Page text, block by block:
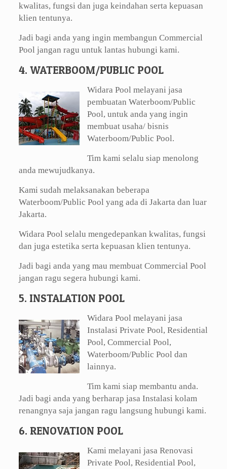
kwalitas, fungsi dan juga keindahan serta kepuasan
klien tentunya.
Jadi bagi anda yang ingin membangun Commercial
Pool jangan ragu untuk lantas hubungi kami.
4. WATERBOOM/PUBLIC POOL
Widara Pool melayani jasa
pembuatan Waterboom/Public
Pool, untuk anda yang ingin
membuat usaha/ bisnis
Waterboom/Public Pool.
Tim kami selalu siap menolong
anda mewujudkanya.
Kami sudah melaksanakan beberapa
Waterboom/Public Pool yang ada di Jakarta dan luar
Jakarta.
Widara Pool selalu mengedepankan kwalitas, fungsi
dan juga estetika serta kepuasan klien tentunya.
Jadi bagi anda yang mau membuat Commercial Pool
jangan ragu segera hubungi kami.
5. INSTALATION POOL
Widara Pool melayani jasa
Instalasi Private Pool, Residential
Pool, Commercial Pool,
Waterboom/Public Pool dan
lainnya.
Tim kami siap membantu anda.
Jadi bagi anda yang berharap jasa Instalasi kolam
renangnya saja jangan ragu langsung hubungi kami.
6. RENOVATION POOL
Kami melayani jasa Renovasi
Private Pool, Residential Pool,